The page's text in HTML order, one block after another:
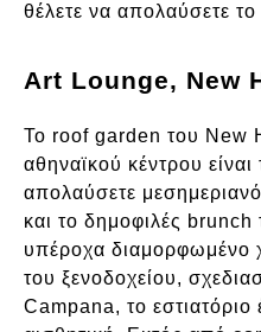
θέλετε να απολαύσετε
Art Lounge, New
Το roof garden του New
αθηναϊκού κέντρου
απολαύσετε
και το δημοφιλές brunch
υπέροχα διαμορφωμένο
του ξενοδοχείου,
Campana, το εστιατόριο